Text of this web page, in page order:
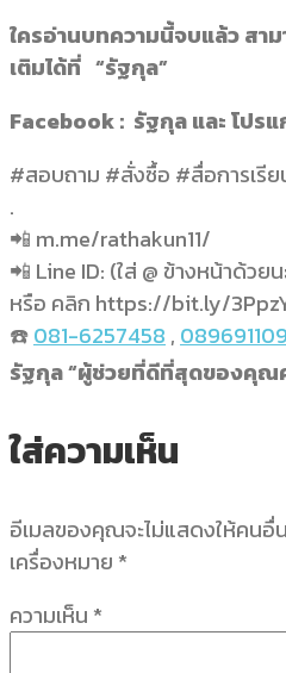
ใครอ่านบทความนี้จบแล้ว สา
เติมได้ที่ “รัฐกุล”
Facebook : รัฐกุล และ โปร
#สอบถาม #สั่งซื้อ #สื่อการเรี
.
📲 m.me/rathakun11/
📲 Line ID: (ใส่ @ ข้างหน้าด้วยน
หรือ คลิก https://bit.ly/
☎️081-6257458 ,
รัฐกุล “ผู้ช่วยที่ดีที่สุดของคุณ
ใส่ความเห็น
อีเมลของคุณจะไม่แสดงให้คนอื่
เครื่องหมาย *
ความเห็น *